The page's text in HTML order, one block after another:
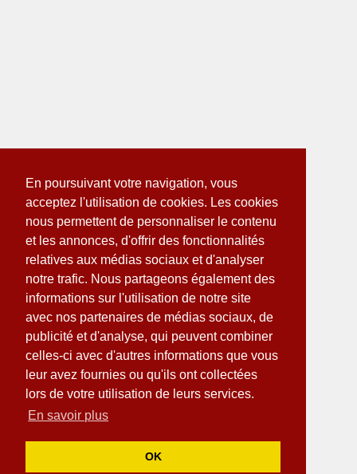
En poursuivant votre navigation, vous
acceptez l'utilisation de cookies. Les cookies
nous permettent de personnaliser le contenu
et les annonces, d'offrir des fonctionnalités
relatives aux médias sociaux et d'analyser
notre trafic. Nous partageons également des
informations sur l'utilisation de notre site
avec nos partenaires de médias sociaux, de
publicité et d'analyse, qui peuvent combiner
celles-ci avec d'autres informations que vous
leur avez fournies ou qu'ils ont collectées
lors de votre utilisation de leurs services.
En savoir plus
OK